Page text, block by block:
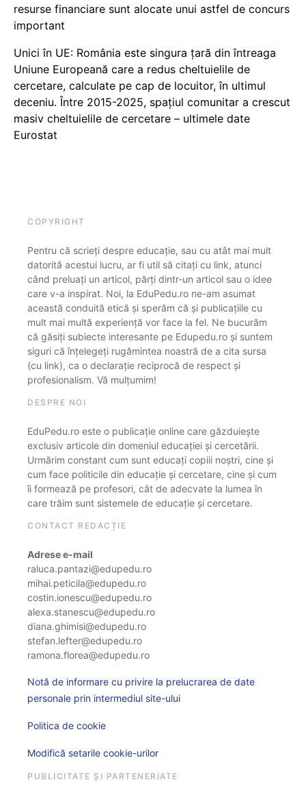
resurse financiare sunt alocate unui astfel de concurs
important
Unici în UE: România este singura țară din întreaga
Uniune Europeană care a redus cheltuielile de
cercetare, calculate pe cap de locuitor, în ultimul
deceniu. Între 2015-2025, spațiul comunitar a crescut
masiv cheltuielile de cercetare – ultimele date
Eurostat
COPYRIGHT
Pentru că scrieți despre educație, sau cu atât mai mult
datorită acestui lucru, ar fi util să citați cu link, atunci
când preluați un articol, părți dintr-un articol sau o idee
care v-a inspirat. Noi, la EduPedu.ro ne-am asumat
această conduită etică și sperăm că și publicațiile cu
mult mai multă experiență vor face la fel. Ne bucurăm
că găsiți subiecte interesante pe Edupedu.ro și suntem
siguri că înțelegeți rugămintea noastră de a cita sursa
(cu link), ca o declarație reciprocă de respect și
profesionalism. Vă mulțumim!
DESPRE NOI
EduPedu.ro este o publicație online care găzduiește
exclusiv articole din domeniul educației și cercetării.
Urmărim constant cum sunt educați copiii noștri, cine și
cum face politicile din educație și cercetare, cine și cum
îi formează pe profesori, cât de adecvate la lumea în
care trăim sunt sistemele de educație și cercetare.
CONTACT REDACȚIE
Adrese e-mail
raluca.pantazi@edupedu.ro
mihai.peticila@edupedu.ro
costin.ionescu@edupedu.ro
alexa.stanescu@edupedu.ro
diana.ghimisi@edupedu.ro
stefan.lefter@edupedu.ro
ramona.florea@edupedu.ro
Notă de informare cu privire la prelucrarea de date
personale prin intermediul site-ului
Politica de cookie
Modifică setarile cookie-urilor
PUBLICITATE ȘI PARTENERIATE